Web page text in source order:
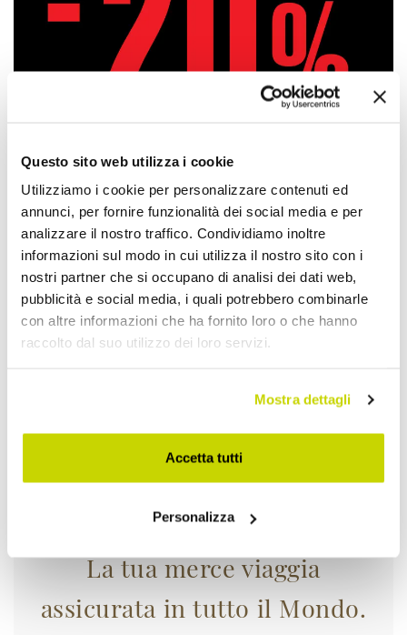
Questo sito web utilizza i cookie
Utilizziamo i cookie per personalizzare contenuti ed
annunci, per fornire funzionalità dei social media e per
analizzare il nostro traffico. Condividiamo inoltre
informazioni sul modo in cui utilizza il nostro sito con i
nostri partner che si occupano di analisi dei dati web,
pubblicità e social media, i quali potrebbero combinarle
con altre informazioni che ha fornito loro o che hanno
raccolto dal suo utilizzo dei loro servizi.
Mostra dettagli
Accetta tutti
Personalizza
Approfittane subito!
La tua merce viaggia
assicurata in tutto il Mondo.